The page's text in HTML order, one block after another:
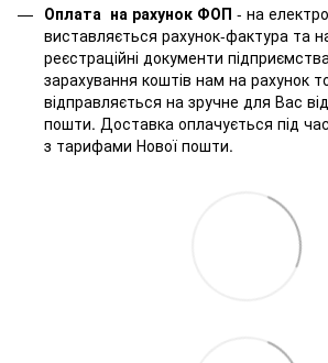
Оплата на рахунок ФОП - на
виставляється рахунок-фактура та
реєстраційні документи
зарахування коштів нам на рахунок
відправляється на зручне для Вас
пошти. Доставка оплачується під
з тарифами Нової пошти.